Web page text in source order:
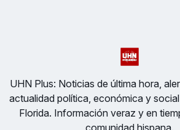
UHN Plus: Noticias de última hora,
actualidad política, económica y
Florida. Información veraz y en